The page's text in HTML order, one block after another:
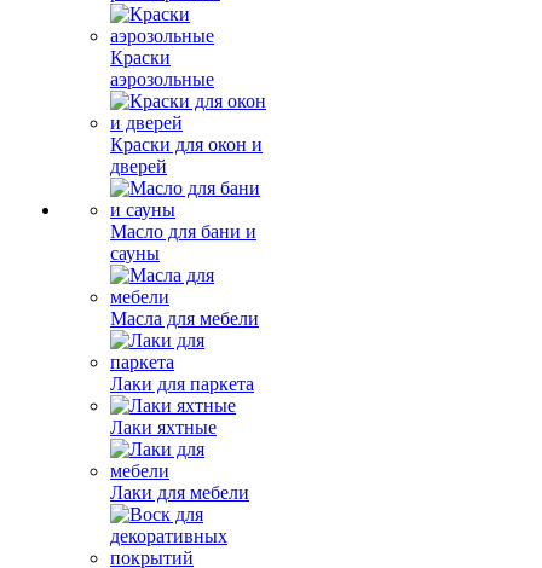
Краски
аэрозольные
Краски для окон и
дверей
Масло для бани и
сауны
Масла для мебели
Лаки для паркета
Лаки яхтные
Лаки для мебели